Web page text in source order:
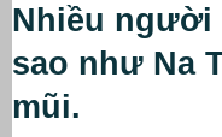
Nhiều người
sao như Na
mũi.